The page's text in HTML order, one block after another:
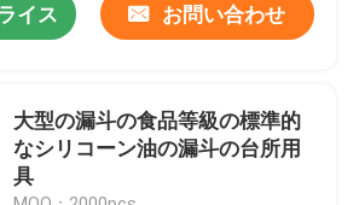
形づけなさい
ブのシリコーン型
ン型
イス お問い合わせ
大型の漏斗の食品等級の標準的
なシリコーン油の漏斗の台所用
具